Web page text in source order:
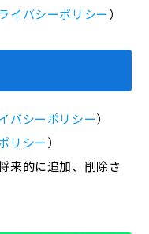
イバシーポリシー）
バシーポリシー）
リシー）
来的に追加、削除さ